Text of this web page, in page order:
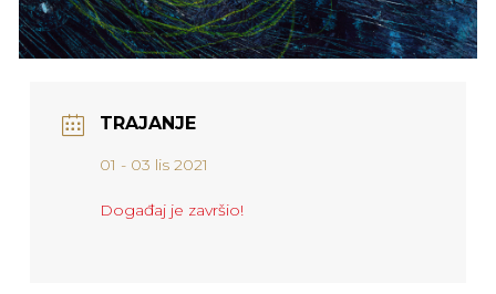
TRAJANJE
01 - 03 lis 2021
Događaj je završio!